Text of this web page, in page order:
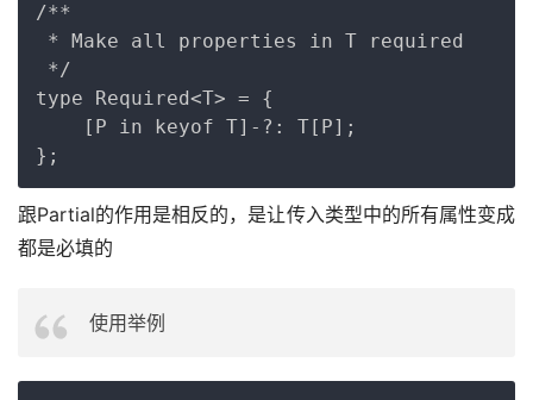
/**
* Make all properties in T required
*/
type Required<T> = {
    [P in keyof T]-?: T[P];
跟Partial的作用是相反的，是让传入类型中的所有属性变成
都是必填的
使用举例